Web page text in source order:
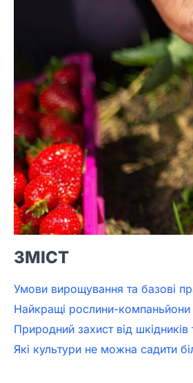
ЗМІСТ
Умови вирощування та базові
Найкращі рослини-компаньйони
Природний захист від
Які культури не можна садити